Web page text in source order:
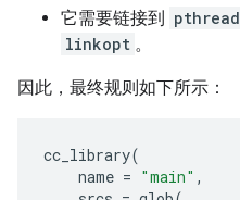
它需要链接到 pthread
linkopt 。
因此，最终规则如下所示：
cc_library(
name = "main" ,